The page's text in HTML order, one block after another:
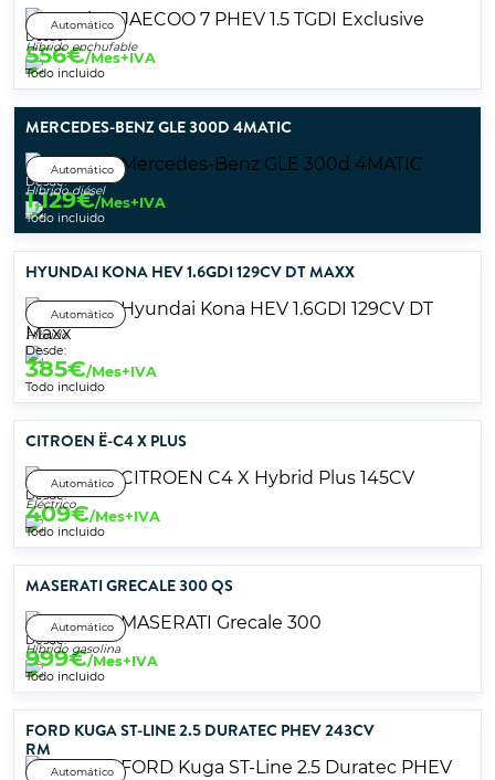
Automático
Híbrido enchufable
Desde:
556€/Mes+IVA
Todo incluido
MERCEDES-BENZ GLE 300D 4MATIC
Automático
Híbrido diésel
Desde:
1,129€/Mes+IVA
Todo incluido
HYUNDAI KONA HEV 1.6GDI 129CV DT MAXX
Automático
Híbrido
Desde:
385€/Mes+IVA
Todo incluido
CITROEN Ë-C4 X PLUS
Automático
Eléctrico
Desde:
409€/Mes+IVA
Todo incluido
MASERATI GRECALE 300 QS
Automático
Híbrido gasolina
Desde:
999€/Mes+IVA
Todo incluido
FORD KUGA ST-LINE 2.5 DURATEC PHEV 243CV
RM
Automático